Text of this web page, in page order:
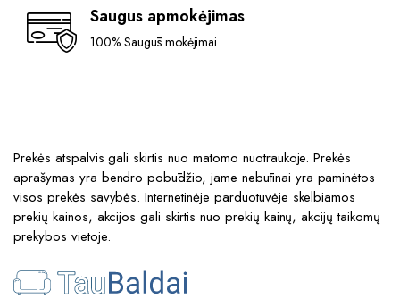
Saugus apmokėjimas
100% Saugūs mokėjimai
Prekės atspalvis gali skirtis nuo matomo nuotraukoje. Prekės
aprašymas yra bendro pobūdžio, jame nebūtinai yra paminėtos
visos prekės savybės. Internetinėje parduotuvėje skelbiamos
prekių kainos, akcijos gali skirtis nuo prekių kainų, akcijų taikomų
prekybos vietoje.